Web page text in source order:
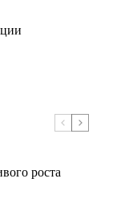
роста